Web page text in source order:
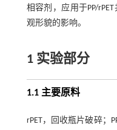
相容剂，应用于PP/
观形貌的影响。
1 实验部分
1.1 主要原料
rPET，回收瓶片破碎；